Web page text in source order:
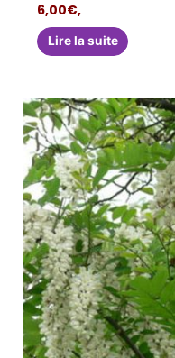
6,00€,
Lire la suite